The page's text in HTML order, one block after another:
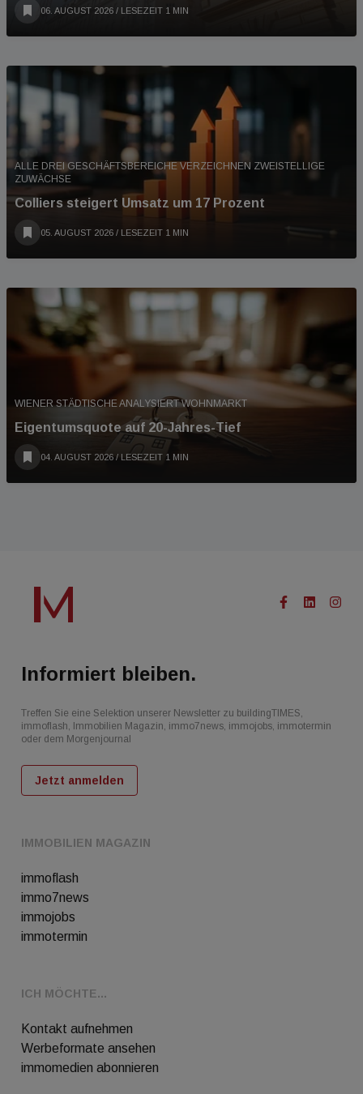
06. AUGUST 2026 / LESEZEIT 1 MIN
ALLE DREI GESCHÄFTSBEREICHE VERZEICHNEN ZWEISTELLIGE
ZUWÄCHSE
Colliers steigert Umsatz um 17 Prozent
05. AUGUST 2026 / LESEZEIT 1 MIN
WIENER STÄDTISCHE ANALYSIERT WOHNMARKT
Eigentumsquote auf 20-Jahres-Tief
04. AUGUST 2026 / LESEZEIT 1 MIN
IMMOBILIEN MAGAZIN
immoflash
immo7news
immojobs
immotermin
ICH MÖCHTE...
Kontakt aufnehmen
Werbeformate ansehen
immomedien abonnieren
Informiert bleiben.
Treffen Sie eine Selektion unserer Newsletter zu buildingTIMES,
immoflash, Immobilien Magazin, immo7news, immojobs, immotermin
oder dem Morgenjournal
Jetzt anmelden